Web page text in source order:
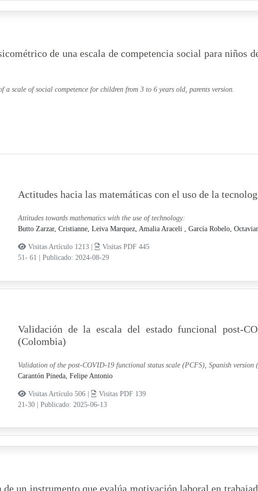
de una escala de competencia social para niños
a scale of social competence for children from 3 to 6 years old, parents version.
Actitudes hacia las matemáticas con el uso de la
Attitudes towards mathematics with the use of technology:
Butto Zarzar, Cristianne, Leiva Marquez, Amalia Araceli , García Robelo,
Visitas Artículo 1213 |
Visitas PDF 445
51- 61
Publicado: 2024-08-29
Validación de la escala del estado funcional post-
(Colombia)
Validation of the post-COVID-19 functional status scale (PCFS), Spanish version
Carantón Pineda, Felipe Antonio
Visitas Artículo 506 |
Visitas PDF 139
21-30 | Publicado: 2025-06-13
un instrumento que evalúa motivación laboral en